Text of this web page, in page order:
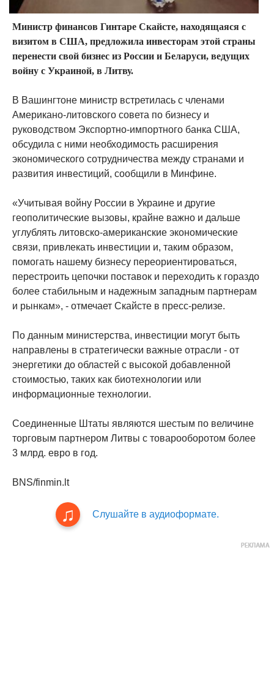
Министр финансов Гинтаре Скайсте, находящаяся с
визитом в США, предложила инвесторам этой страны
перенести свой бизнес из России и Беларуси, ведущих
войну с Украиной, в Литву.
В Вашингтоне министр встретилась с членами
Американо-литовского совета по бизнесу и
руководством Экспортно-импортного банка США,
обсудила с ними необходимость расширения
экономического сотрудничества между странами и
развития инвестиций, сообщили в Минфине.
«Учитывая войну России в Украине и другие
геополитические вызовы, крайне важно и дальше
углублять литовско-американские экономические
связи, привлекать инвестиции и, таким образом,
помогать нашему бизнесу переориентироваться,
перестроить цепочки поставок и переходить к гораздо
более стабильным и надежным западным партнерам
и рынкам», - отмечает Скайсте в пресс-релизе.
По данным министерства, инвестиции могут быть
направлены в стратегически важные отрасли - от
энергетики до областей с высокой добавленной
стоимостью, таких как биотехнологии или
информационные технологии.
Соединенные Штаты являются шестым по величине
торговым партнером Литвы с товарооборотом более
3 млрд. евро в год.
BNS/finmin.lt
Слушайте в аудиоформате.